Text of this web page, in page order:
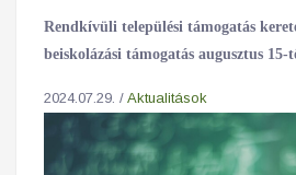
Rendkívüli települési támogatás
beiskolázási támogatás augusztus 15-
2024.07.29. / Aktualitások